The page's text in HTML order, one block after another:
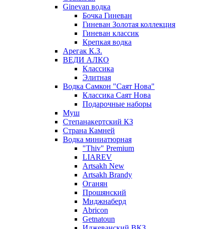
Ginevan водка
Бочка Гиневан
Гиневан Золотая коллекция
Гиневан классик
Крепкая водка
Арегак К.З.
ВЕДИ АЛКО
Классика
Элитная
Водка Самкон "Саят Нова"
Классика Саят Нова
Подарочные наборы
Муш
Степанакертский КЗ
Страна Камней
Водка миниатюрная
"Thiv" Premium
LIAREV
Artsakh New
Artsakh Brandy
Оганян
Прошянский
Миджнаберд
Abricon
Getnatoun